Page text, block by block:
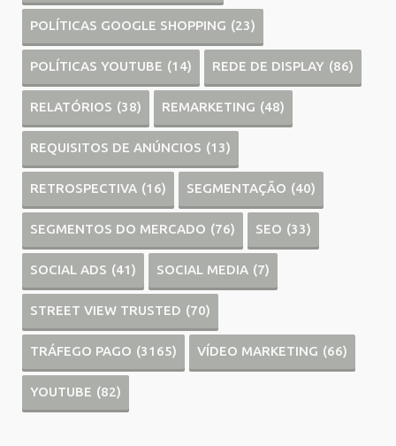
POLÍTICAS GOOGLE SHOPPING (23)
POLÍTICAS YOUTUBE (14) REDE DE DISPLAY (86)
RELATÓRIOS (38) REMARKETING (48)
REQUISITOS DE ANÚNCIOS (13)
RETROSPECTIVA (16) SEGMENTAÇÃO (40)
SEGMENTOS DO MERCADO (76) SEO (33)
SOCIAL ADS (41) SOCIAL MEDIA (7)
STREET VIEW TRUSTED (70)
TRÁFEGO PAGO (3165) VÍDEO MARKETING (66)
YOUTUBE (82)